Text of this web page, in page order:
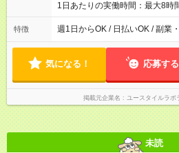
1日あたりの実働時間：最大8時
00 ※週1日～OK ／ 夜勤専従 ＊＊ 勤務時間例 ＊＊ ■22時か
ら翌7時 ■23時から翌8時 ■24時から翌9
ます。 ※曜日固定（毎週同じ曜
特徴 週1日からOK / 日払いOK / 副業
気になる！ 応募する
掲載元企業名 ユースタイルラボ
未読